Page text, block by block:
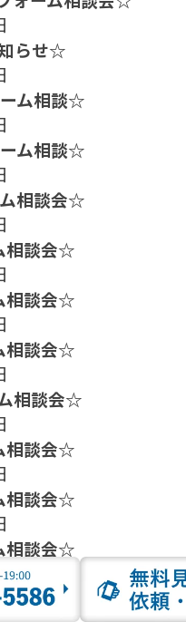
らせ☆
ム相談☆
ム相談☆
相談会☆
相談会☆
相談会☆
相談会☆
相談会☆
相談会☆
相談会☆
相談会☆
ム相談会のご案内☆